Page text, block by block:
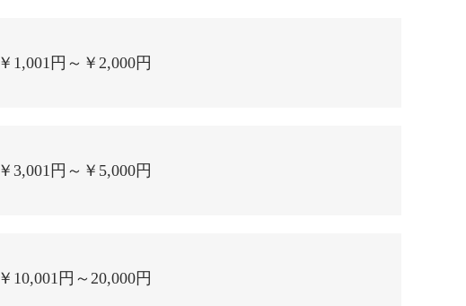
￥1,001円～￥2,000円
￥3,001円～￥5,000円
￥10,001円～20,000円